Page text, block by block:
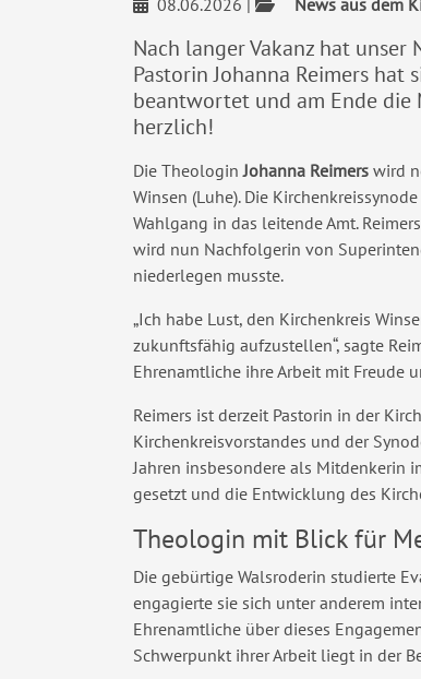
08.06.2026 | News aus dem
Nach langer Vakanz hat
Pastorin Johanna Reimers
beantwortet und am Ende die
herzlich!
Die Theologin Johanna Reimers wird
Winsen (Luhe). Die
Wahlgang in das leitende Amt.
wird nun Nachfolgerin von
niederlegen musste.
„Ich habe Lust, den Kirchenkreis
zukunftsfähig aufzustellen“, sagte
Ehrenamtliche ihre Arbeit mit Freude
Reimers ist derzeit Pastorin in der
Kirchenkreisvorstandes und der
Jahren insbesondere als Mitdenkerin
gesetzt und die Entwicklung des
Theologin mit Blick für
Die gebürtige Walsroderin studierte
engagierte sie sich unter anderem
Ehrenamtliche über dieses
Schwerpunkt ihrer Arbeit liegt in der